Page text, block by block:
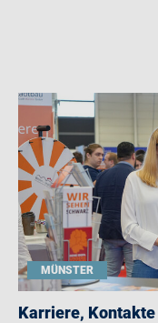
MÜNSTER
Karriere,